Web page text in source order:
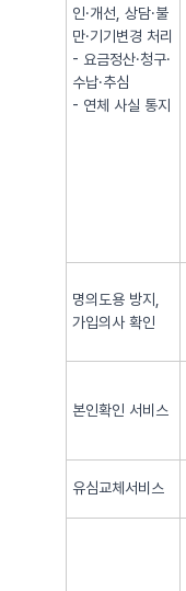
인·개선, 상담·불
만·기기변경 처리
- 요금정산·청구·
수납·추심
- 연체 사실 통지
명의도용 방지,
가입의사 확인
본인확인 서비스
유심교체서비스